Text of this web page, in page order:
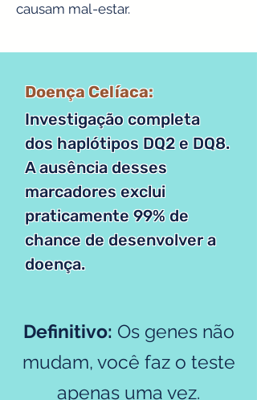
causam mal-estar.
Doença Celíaca:
Investigação completa
dos haplótipos DQ2 e DQ8.
A ausência desses
marcadores exclui
praticamente 99% de
chance de desenvolver a
doença.
Definitivo: Os genes não
mudam, você faz o teste
apenas uma vez.